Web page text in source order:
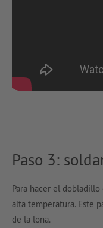
Paso 3:
Para hacer el
alta temperatura. Este
de la lona.